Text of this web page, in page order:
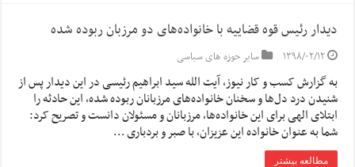
دیدار رئیس قوه قضاییه با خانواده‌های دو مرزبان ربوده شده
۱۳۹۸/۰۲/۱۲ سایر حوزه های سیاسی
به گزارش کسب و کار نیوز، آیت الله سید ابراهیم رئیسی در این دیدار پس از
شنیدن درد دل‌ها و سخنان خانواده‌های مرزبانان ربوده شده، این حادثه را
ابتلای الهی برای این خانواده‌ها، مرزبانان و مسئولان دانست و تصریح کرد:
شما به عنوان خانواده این عزیزان، با صبر و بردباری …
مطالعه بیشتر